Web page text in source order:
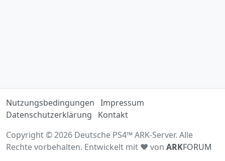
Nutzungsbedingungen Impressum
Datenschutzerklärung
Kontakt
Copyright © 2026 Deutsche PS4™ ARK-Server. Alle
Rechte vorbehalten. Entwickelt mit ♥ von ARKFORUM